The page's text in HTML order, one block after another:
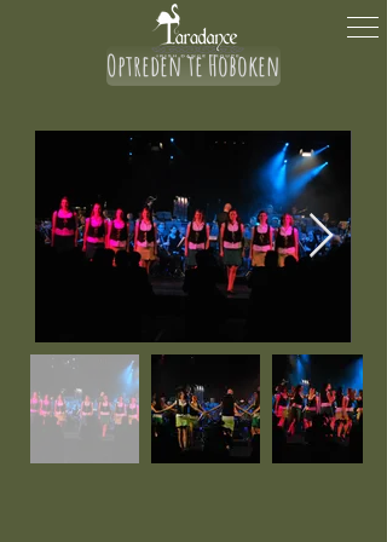
Optreden te Hoboken